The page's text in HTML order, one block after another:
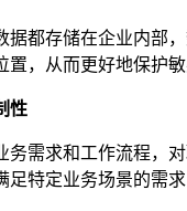
据都存储在企业内部
，从而更好地保护敏
性
务需求和工作流程，
特定业务场景的需求